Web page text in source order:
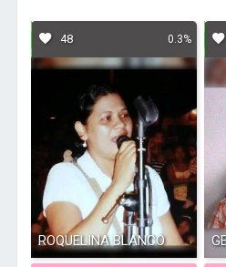
48 0.3%
ROQUELINA BLANCO